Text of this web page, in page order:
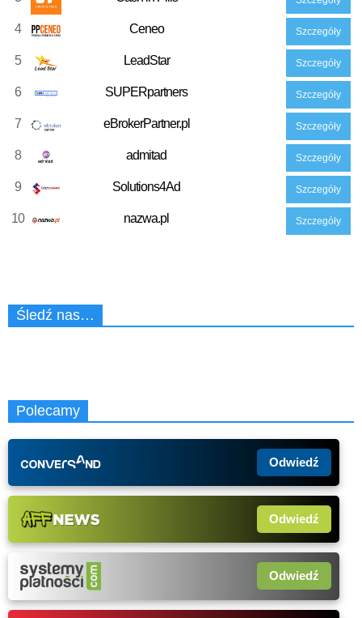
4 Ceneo Szczegóły
5 LeadStar Szczegóły
6 SUPERpartners Szczegóły
7 eBrokerPartner.pl Szczegóły
8 admitad Szczegóły
9 Solutions4Ad Szczegóły
10 nazwa.pl Szczegóły
Śledź nas…
Polecamy
Odwiedź
Odwiedź
Odwiedź